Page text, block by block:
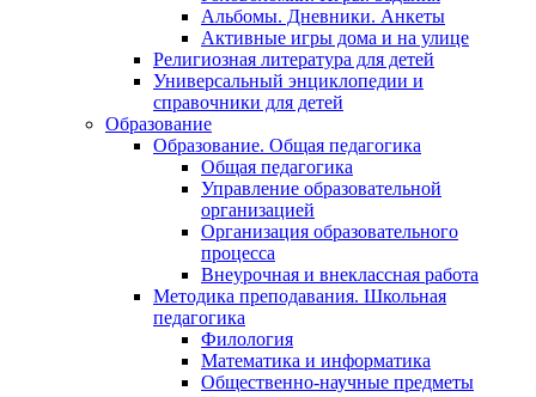
Альбомы. Дневники. Анкеты
Активные игры дома и на улице
Религиозная литература для детей
Универсальный энциклопедии и
справочники для детей
Образование
Образование. Общая педагогика
Общая педагогика
Управление образовательной
организацией
Организация образовательного
процесса
Внеурочная и внеклассная работа
Методика преподавания. Школьная
педагогика
Филология
Математика и информатика
Общественно-научные предметы